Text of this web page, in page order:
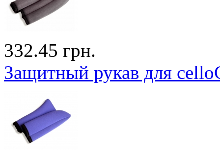
332.45 грн.
Защитный рукав для